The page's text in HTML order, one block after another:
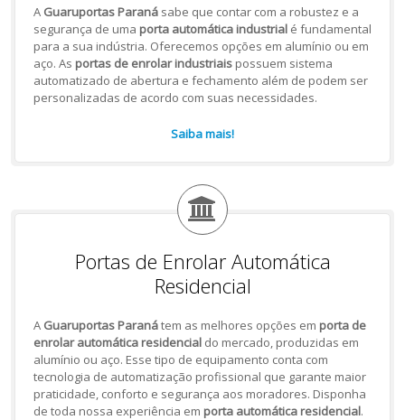
A Guaruportas Paranásabe que contar com a robustez e a
segurança de uma porta automática industrialé fundamental
para a sua indústria. Oferecemos opções em alumínio ou em
aço. As portas de enrolar industriaispossuem sistema
automatizado de abertura e fechamento além de podem ser
personalizadas de acordo com suas necessidades.
Saiba mais!
Portas de Enrolar Automática
Residencial
A Guaruportas Paranátem as melhores opções em porta de
enrolar automática residencialdo mercado, produzidas em
alumínio ou aço. Esse tipo de equipamento conta com
tecnologia de automatização profissional que garante maior
praticidade, conforto e segurança aos moradores. Disponha
de toda nossa experiência em porta automática residencial.